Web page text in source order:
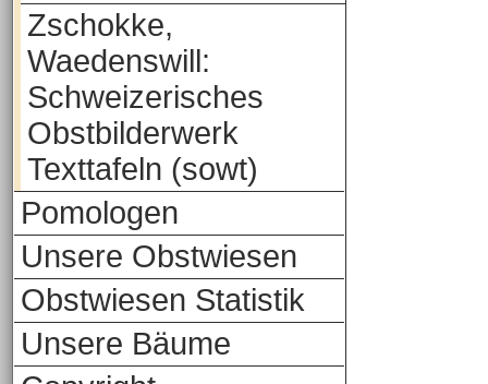
Zschokke,
Waedenswill:
Schweizerisches
Obstbilderwerk
Texttafeln (sowt)
Pomologen
Unsere Obstwiesen
Obstwiesen Statistik
Unsere Bäume